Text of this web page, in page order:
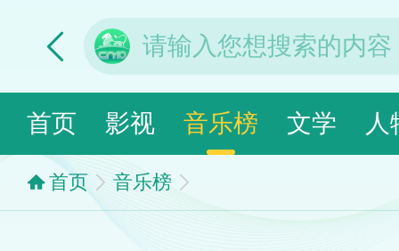
首页 影视 音乐榜 文学 人
首页 音乐榜